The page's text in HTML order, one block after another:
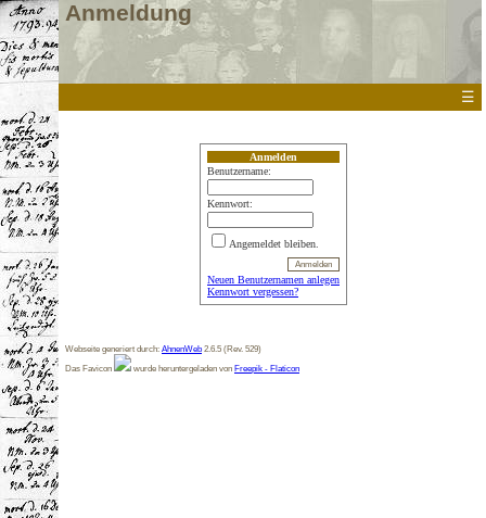
Anmeldung
☰
Anmelden
Benutzername:
Kennwort:
Angemeldet bleiben.
Neuen Benutzernamen anlegen
Kennwort vergessen?
Webseite generiert durch: AhnenWeb 2.6.5 (Rev. 529)
Das Favicon
wurde heruntergeladen von Freepik - Flaticon